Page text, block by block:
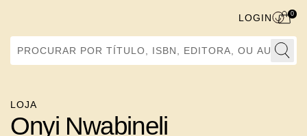
Procurar por Título, ISBN, Editora, ou Autor
LOGIN 0
LOJA
Onyi Nwabineli